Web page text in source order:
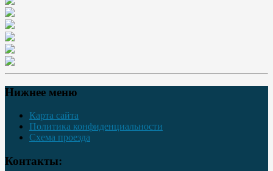
Нижнее меню
Карта сайта
Политика конфиденциальности
Схема проезда
Контакты: